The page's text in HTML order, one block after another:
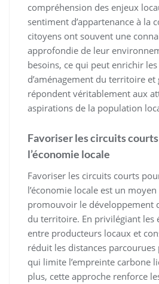
compréhension des enjeux
sentiment d’appartenance à la
citoyens ont souvent une
approfondie de leur
besoins, ce qui peut enrichir
d’aménagement du territoire et
répondent véritablement aux
aspirations de la population
Favoriser les circuits
l’économie locale
Favoriser les circuits courts
l’économie locale est un
promouvoir le développement
du territoire. En privilégiant les
entre producteurs locaux et
réduit les distances
qui limite l’empreinte carbone
plus, cette approche renforce